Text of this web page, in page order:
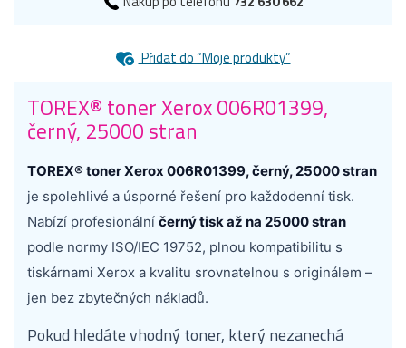
Přidat do “Moje produkty”
TOREX® toner Xerox 006R01399,
černý, 25000 stran
TOREX® toner Xerox 006R01399, černý, 25000 stran
je spolehlivé a úsporné řešení pro každodenní tisk.
Nabízí profesionální černý tisk až na 25000 stran
podle normy ISO/IEC 19752, plnou kompatibilitu s
tiskárnami Xerox a kvalitu srovnatelnou s originálem –
jen bez zbytečných nákladů.
Pokud hledáte vhodný toner, který nezanechá